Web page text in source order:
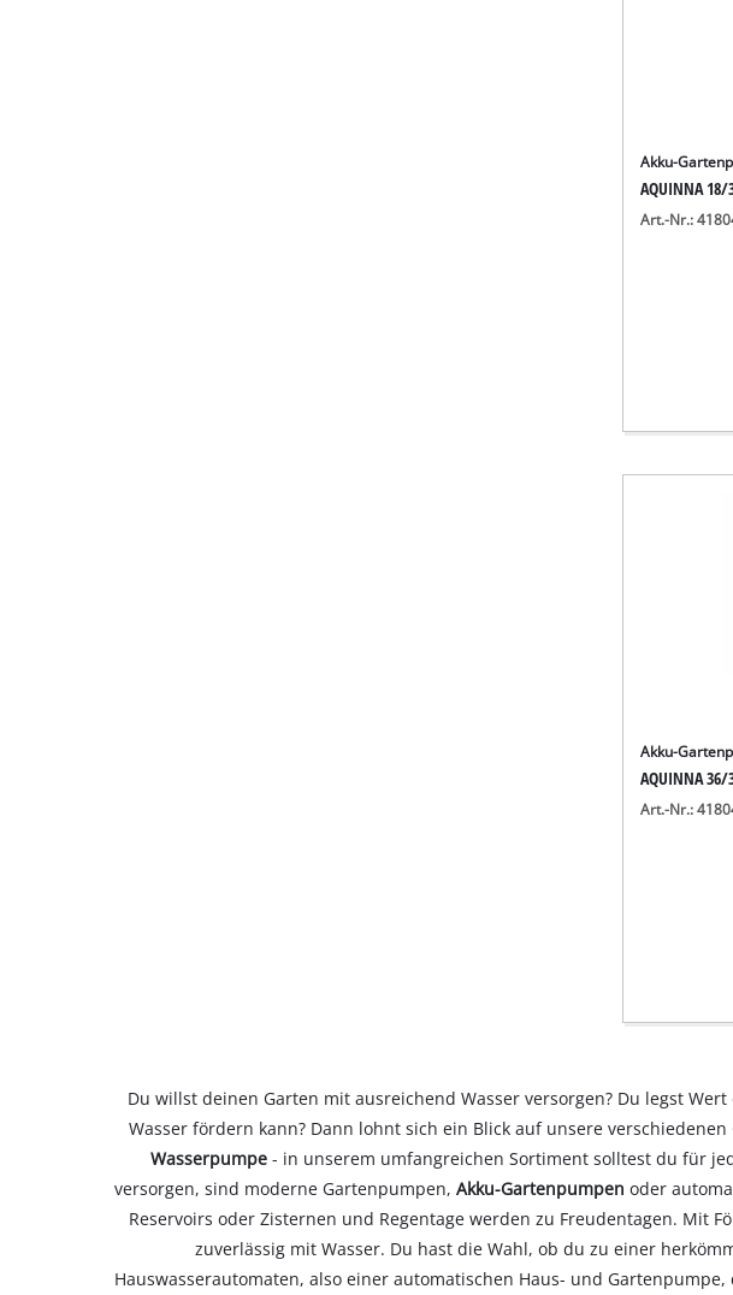
Akku-
AQUINNA 18/
Art.-Nr.:
Akku-
AQUINNA 36/
Art.-Nr.:
Du willst deinen Garten mit ausreichend Wasser versorgen? Du legst
Wasser fördern kann? Dann lohnt sich ein Blick auf unsere
Wasserpumpe- in unserem umfangreichen Sortiment solltest du für
versorgen, sind moderne Gartenpumpen, Akku-Gartenpumpen oder
Reservoirs oder Zisternen und Regentage werden zu Freudentagen. Mit
zuverlässig mit Wasser. Du hast die Wahl, ob du zu einer
Hauswasserautomaten, also einer automatischen Haus- und